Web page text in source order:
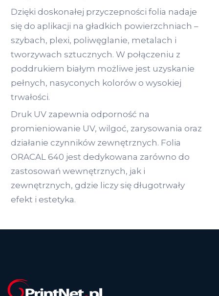
Dzięki doskonałej przyczepności folia nadaje
się do aplikacji na gładkich powierzchniach –
szybach, plexi, poliwęglanie, metalach i
tworzywach sztucznych. W połączeniu z
poddrukiem białym możliwe jest uzyskanie
pełnych, nasyconych kolorów o wysokiej
trwałości.
Druk UV zapewnia odporność na
promieniowanie UV, wilgoć, zarysowania oraz
działanie czynników zewnętrznych. Folia
ORACAL 640 jest dedykowana zarówno do
zastosowań wewnętrznych, jak i
zewnętrznych, gdzie liczy się długotrwały
efekt i estetyka.